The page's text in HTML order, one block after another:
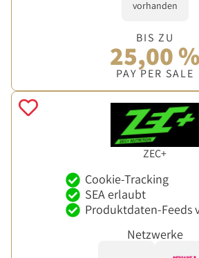
vorhanden
BIS ZU
25,00 %
PAY PER SALE
ZEC+
Cookie-Tracking
SEA erlaubt
Produktdaten-Feeds
Netzwerke